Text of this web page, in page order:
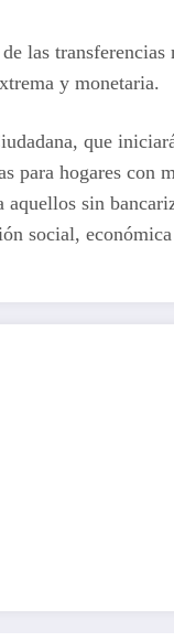
las
y monetaria.
que
hogares con
sin
social,